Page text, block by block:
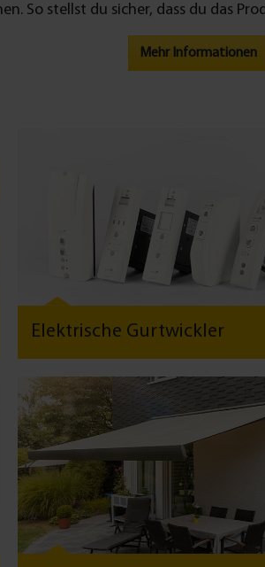
So stellst du sicher, dass du das
Mehr Informationen
Elektrische Gurtwickler